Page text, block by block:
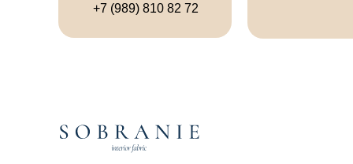
+7 (989) 810 82 72